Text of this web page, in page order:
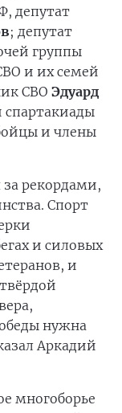
депутат
; депутат
группы
и их семей
СВО Эдуард
и члены
рекордами,
Спорт
и силовых
и
нужна
Аркадий
многоборье